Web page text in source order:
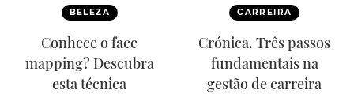
BELEZA
Conhece o face
mapping? Descubra
esta técnica
CARREIRA
Crónica. Três passos
fundamentais na
gestão de carreira